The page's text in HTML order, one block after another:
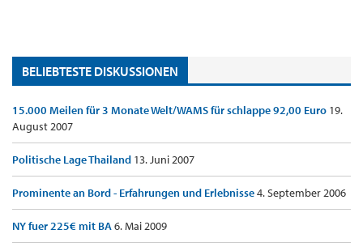
BELIEBTESTE DISKUSSIONEN
15.000 Meilen für 3 Monate Welt/WAMS für schlappe 92,00 Euro 19.
August 2007
Politische Lage Thailand 13. Juni 2007
Prominente an Bord - Erfahrungen und Erlebnisse4. September 2006
NY fuer 225€ mit BA6. Mai 2009